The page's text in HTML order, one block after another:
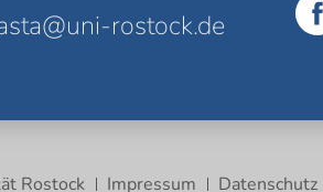
rostock.de
Rostock Impressum Datenschutz